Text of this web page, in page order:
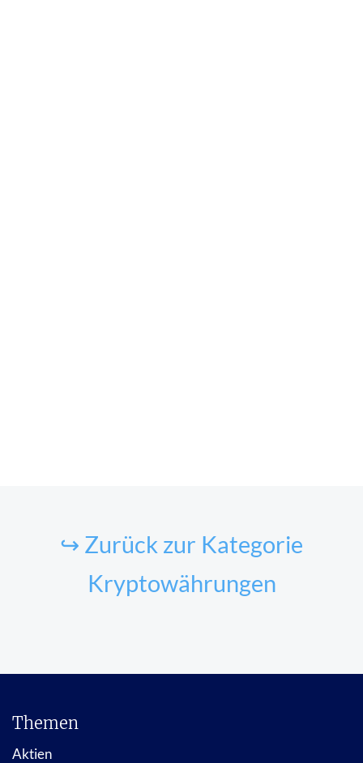
↪ Zurück zur Kategorie
Kryptowährungen
Themen
Aktien